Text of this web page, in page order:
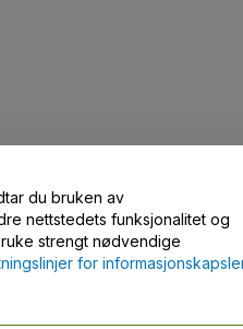
oss
du bruken av
nettstedets funksjonalitet og
strengt nødvendige
for